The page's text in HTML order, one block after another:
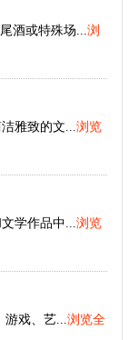
酒或特殊场...浏
雅致的文...浏览
学作品中...浏览
游戏、艺...浏览全